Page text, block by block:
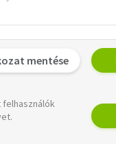
mentése